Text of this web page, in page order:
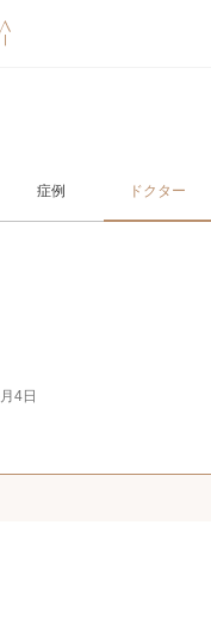
症例 ドクター
4日